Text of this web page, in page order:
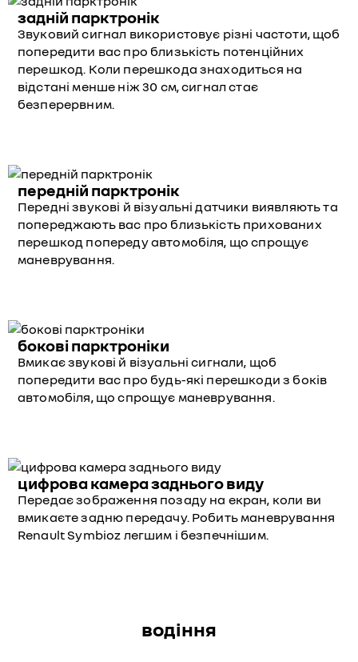
задній парктронік
Звуковий сигнал використовує різні частоти, щоб
попередити вас про близькість потенційних
перешкод. Коли перешкода знаходиться на
відстані менше ніж 30 см, сигнал стає
безперервним.
передній парктронік
Передні звукові й візуальні датчики виявляють та
попереджають вас про близькість прихованих
перешкод попереду автомобіля, що спрощує
маневрування.
бокові парктроніки
Вмикає звукові й візуальні сигнали, щоб
попередити вас про будь-які перешкоди з боків
автомобіля, що спрощує маневрування.
цифрова камера заднього виду
Передає зображення позаду на екран, коли ви
вмикаєте задню передачу. Робить маневрування
Renault Symbioz легшим і безпечнішим.
водіння